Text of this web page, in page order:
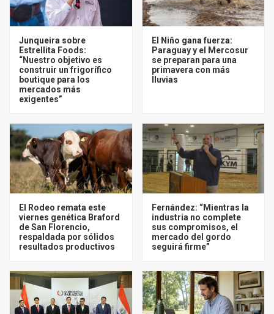
Junqueira sobre
Estrellita Foods:
“Nuestro objetivo es
construir un frigorífico
boutique para los
mercados más
exigentes”
El Niño gana fuerza:
Paraguay y el Mercosur
se preparan para una
primavera con más
lluvias
El Rodeo remata este
viernes genética Braford
de San Florencio,
respaldada por sólidos
resultados productivos
Fernández: “Mientras la
industria no complete
sus compromisos, el
mercado del gordo
seguirá firme”